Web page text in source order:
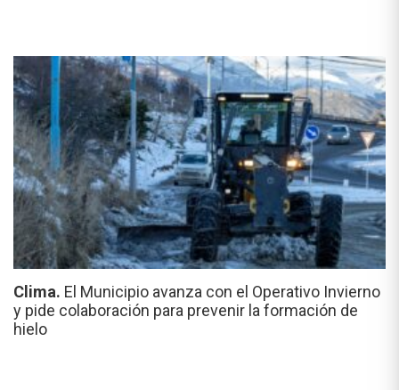
Clima. El Municipio avanza con el Operativo Invierno
y pide colaboración para prevenir la formación de
hielo